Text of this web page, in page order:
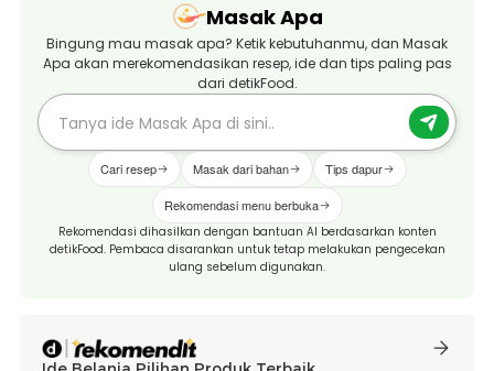
Masak Apa
Bingung mau masak apa? Ketik kebutuhanmu, dan Masak
Apa akan merekomendasikan resep, ide dan tips paling pas
dari detikFood.
Cari resep Masak dari bahan Tips dapur
Rekomendasi menu berbuka
Rekomendasi dihasilkan dengan bantuan AI berdasarkan konten
detikFood. Pembaca disarankan untuk tetap melakukan pengecekan
ulang sebelum digunakan.